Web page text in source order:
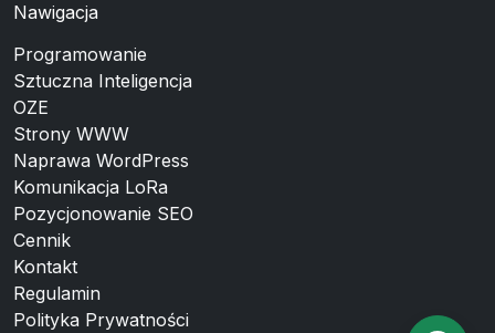
Nawigacja
Programowanie
Sztuczna Inteligencja
OZE
Strony WWW
Naprawa WordPress
Komunikacja LoRa
Pozycjonowanie SEO
Cennik
Kontakt
Regulamin
Polityka Prywatności